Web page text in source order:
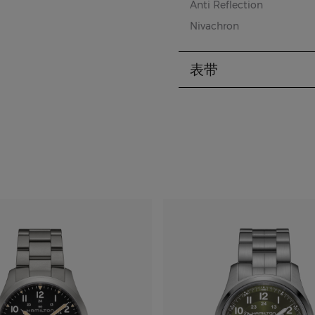
Anti Reflection
Nivachron
表带